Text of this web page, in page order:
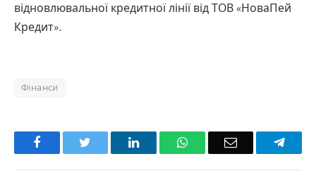
відновлювальної кредитної лінії від ТОВ «НоваПей
Кредит».
Фінанси
Facebook LinkedInWhatsAppEmail